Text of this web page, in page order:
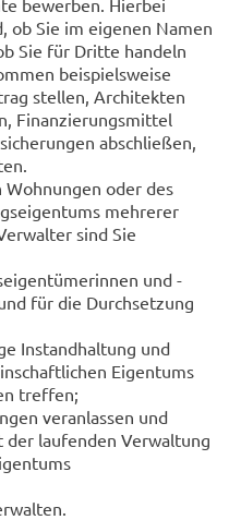
ob Sie im eigenen Namen
Sie für Dritte handeln
beispielsweise
stellen, Architekten
Finanzierungsmittel
abschließen,
oder des
mehrerer
sind Sie
und -
für die Durchsetzung
Instandhaltung und
Eigentums
treffen;
veranlassen und
laufenden Verwaltung